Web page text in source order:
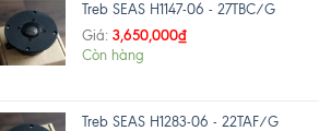
Treb SEAS H1147-06 - 27TBC/G
Giá: 3,650,000₫
Còn hàng
Treb SEAS H1283-06 - 22TAF/G